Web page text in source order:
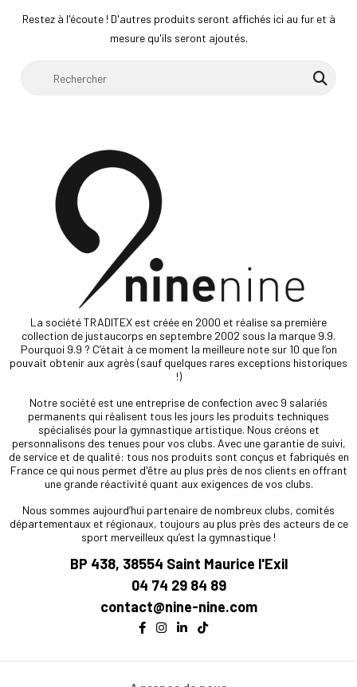
Restez à l'écoute ! D'autres produits seront affichés ici au fur et à
mesure qu'ils seront ajoutés.
La société TRADITEX est créée en 2000 et réalise sa première
collection de justaucorps en septembre 2002 sous la marque 9.9.
Pourquoi 9.9 ? C’était à ce moment la meilleure note sur 10 que l’on
pouvait obtenir aux agrès (sauf quelques rares exceptions historiques
!)
Notre société est une entreprise de confection avec 9 salariés
permanents qui réalisent tous les jours les produits techniques
spécialisés pour la gymnastique artistique. Nous créons et
personnalisons des tenues pour vos clubs. Avec une garantie de suivi,
de service et de qualité: tous nos produits sont conçus et fabriqués en
France ce qui nous permet d'être au plus près de nos clients en offrant
une grande réactivité quant aux exigences de vos clubs.
Nous sommes aujourd’hui partenaire de nombreux clubs, comités
départementaux et régionaux, toujours au plus près des acteurs de ce
sport merveilleux qu’est la gymnastique !
BP 438, 38554 Saint Maurice l'Exil
04 74 29 84 89
contact@nine-nine.com